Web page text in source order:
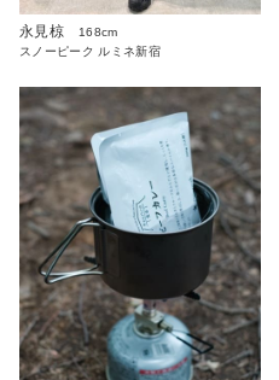
永見椋
168cm
スノーピーク ルミネ新宿